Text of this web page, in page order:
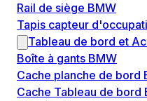
Rail de siège BMW
Tapis capteur
Tableau de bord et
Boîte à gants BMW
Cache planche de bord
Cache Tableau de bord